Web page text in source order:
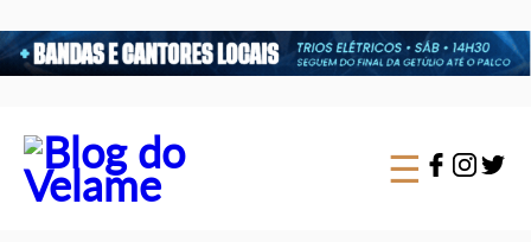
×
☰